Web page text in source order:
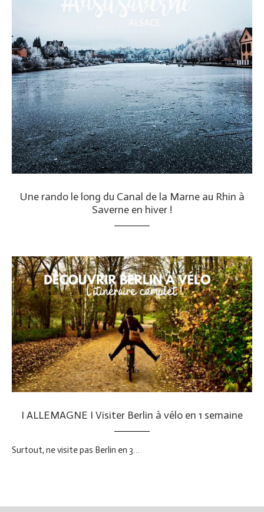
Une rando le long du Canal de la Marne au Rhin à
Saverne en hiver !
I ALLEMAGNE I Visiter Berlin à vélo en 1 semaine
Surtout, ne visite pas Berlin en 3…